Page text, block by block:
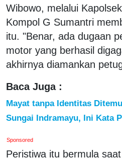
Wibowo, melalui
Kompol G Sumantri
itu. "Benar, ada dugaan
motor yang berhasil
akhirnya diamankan
Baca Juga :
Mayat tanpa Identitas
Sungai Indramayu, Ini Kata
Sponsored
Peristiwa itu bermula